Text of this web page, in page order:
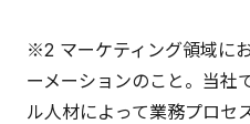
※2 マーケティング領域に
ーメーションのこと。当社
ル人材によって業務プロセ